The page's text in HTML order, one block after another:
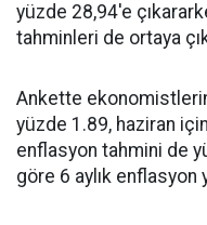
yüzde 28,94'e
tahminleri de ortaya
Ankette
yüzde 1.89, haziran
enflasyon tahmini de
göre 6 aylık